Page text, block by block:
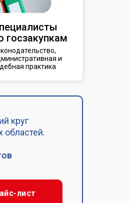
госзакупкам
и
практика
лист
круг
областей.